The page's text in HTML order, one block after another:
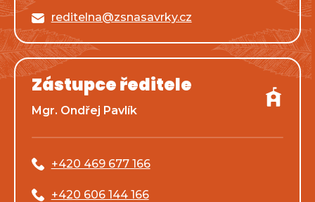
reditelna@zsnasavrky.cz
Zástupce ředitele
Mgr. Ondřej Pavlík
+420 469 677 166
+420 606 144 166